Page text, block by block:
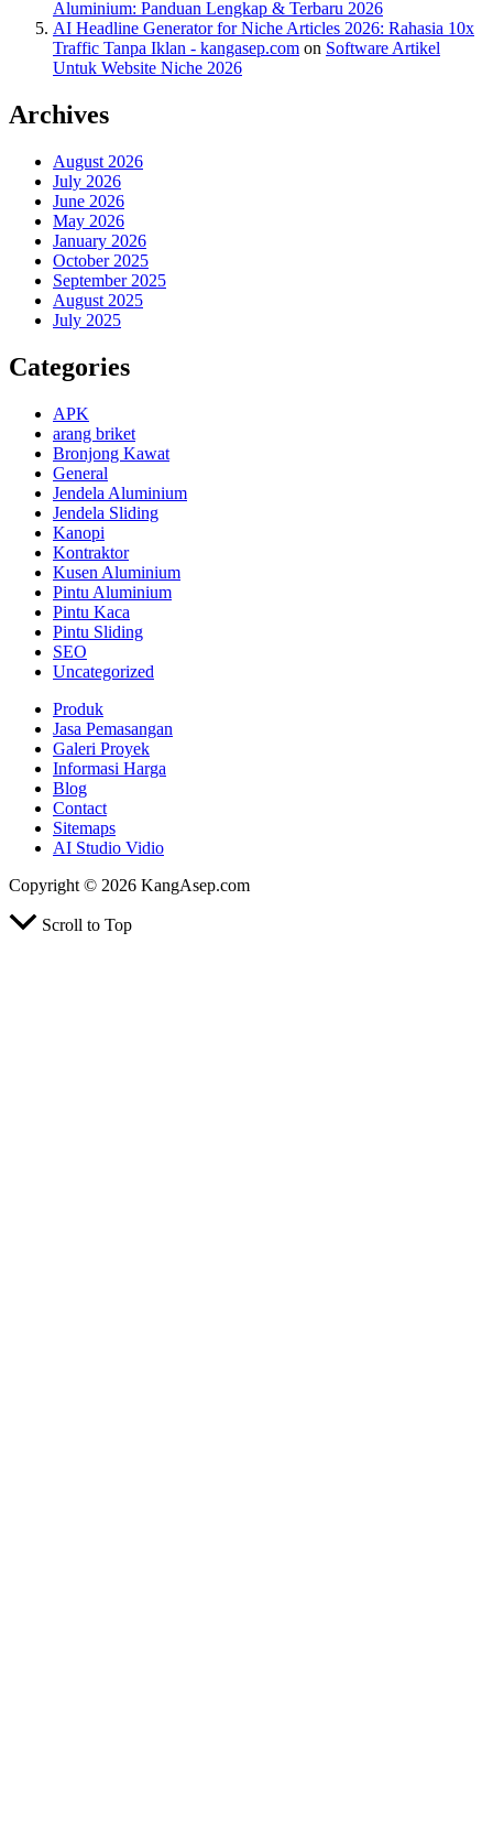
Aluminium: Panduan Lengkap & Terbaru 2026
AI Headline Generator for Niche Articles 2026: Rahasia 10x
Traffic Tanpa Iklan - kangasep.com on Software Artikel
Untuk Website Niche 2026
Archives
August 2026
July 2026
June 2026
May 2026
January 2026
October 2025
September 2025
August 2025
July 2025
Categories
APK
arang briket
Bronjong Kawat
General
Jendela Aluminium
Jendela Sliding
Kanopi
Kontraktor
Kusen Aluminium
Pintu Aluminium
Pintu Kaca
Pintu Sliding
SEO
Uncategorized
Produk
Jasa Pemasangan
Galeri Proyek
Informasi Harga
Blog
Contact
Sitemaps
AI Studio Vidio
Copyright © 2026 KangAsep.com
Scroll to Top